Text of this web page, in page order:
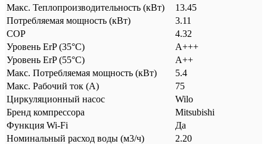
Макс. Теплопроизводительность (кВт)
13.45
Потребляемая мощность (кВт)
3.11
COP
4.32
Уровень ErP (35°C)
A+++
Уровень ErP (55°C)
A++
Макс. Потребляемая мощность (кВт)
5.4
Макс. Рабочий ток (А)
75
Циркуляционный насос
Wilo
Бренд компрессора
Mitsubishi
Функция Wi-Fi
Да
Номинальный расход воды (м3/ч)
2.20